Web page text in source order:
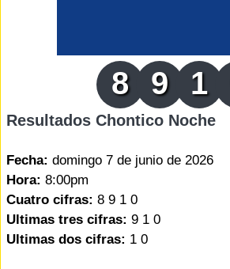
8 9 1
Resultados Chontico Noche
Fecha: domingo 7 de junio de 2026
Hora: 8:00pm
Cuatro cifras: 8 9 1 0
Ultimas tres cifras: 9 1 0
Ultimas dos cifras: 1 0